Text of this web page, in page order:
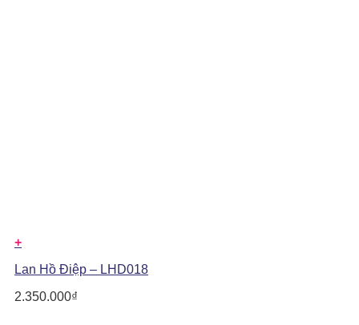
+
Lan Hồ Điệp – LHD018
2.350.000₫